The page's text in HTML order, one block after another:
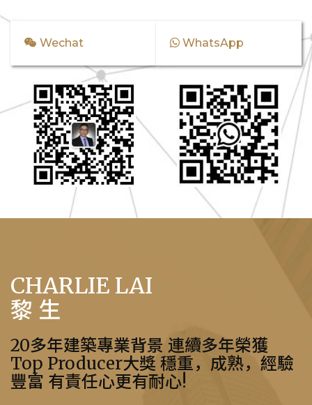
Wechat WhatsApp
CHARLIE LAI
黎 生
20多年建築專業背景 連續多年榮獲
Top Producer大獎 穩重，成熟，經驗
豐富 有責任心更有耐心!